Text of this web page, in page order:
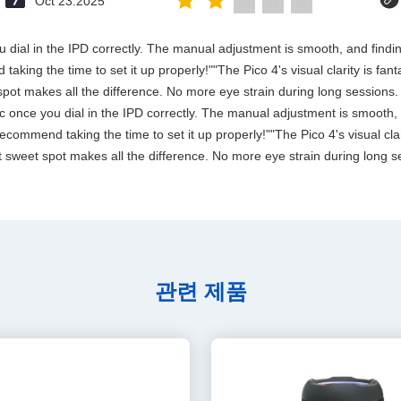
dial in the IPD correctly. The manual adjustment is smooth, and
the time to set it up properly!""The Pico 4's visual clarity is
makes all the difference. No more eye strain during long
once you dial in the IPD correctly. The manual adjustment is
taking the time to set it up properly!""The Pico 4's visual
spot makes all the difference. No more eye strain during long
관련 제품